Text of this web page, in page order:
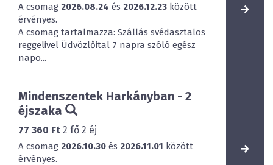
A csomag 2026.08.24 és 2026.12.23 között
érvényes.
A csomag tartalmazza: Szállás svédasztalos
reggelivel Üdvözlőital 7 napra szóló egész
napo...
Mindenszentek Harkányban - 2
éjszaka
77 360 Ft 2 fő 2 éj
A csomag 2026.10.30 és 2026.11.01 között
érvényes.